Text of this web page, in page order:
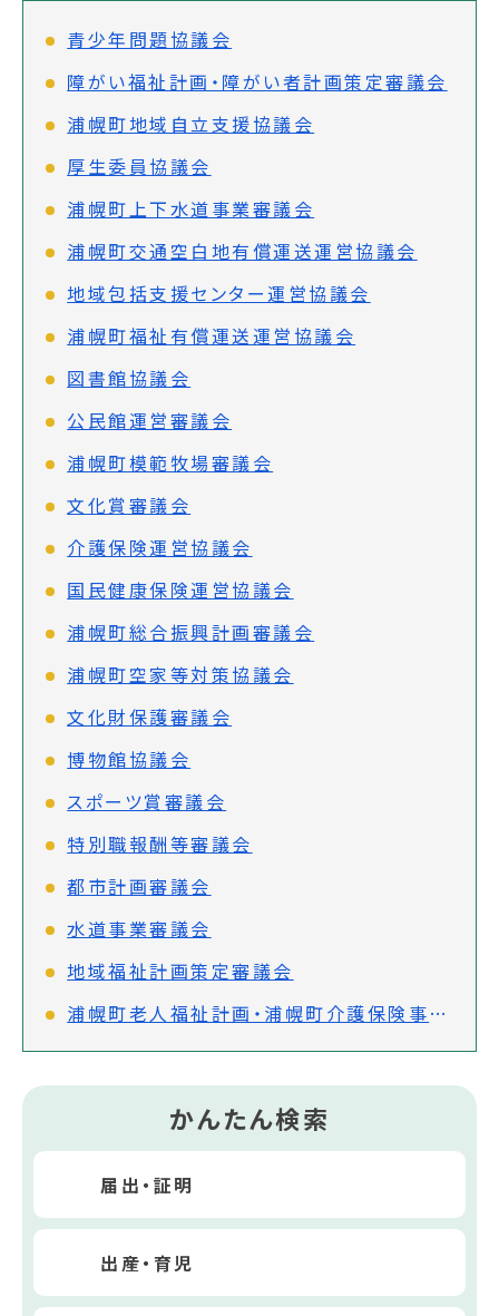
青少年問題協議会
障がい福祉計画・障がい者計画策定審議会
浦幌町地域自立支援協議会
厚生委員協議会
浦幌町上下水道事業審議会
浦幌町交通空白地有償運送運営協議会
地域包括支援センター運営協議会
浦幌町福祉有償運送運営協議会
図書館協議会
公民館運営審議会
浦幌町模範牧場審議会
文化賞審議会
介護保険運営協議会
国民健康保険運営協議会
浦幌町総合振興計画審議会
浦幌町空家等対策協議会
文化財保護審議会
博物館協議会
スポーツ賞審議会
特別職報酬等審議会
都市計画審議会
水道事業審議会
地域福祉計画策定審議会
浦幌町老人福祉計画・浦幌町介護保険事業計画(第9期)策定審議会
かんたん検索
届出・証明
出産・育児